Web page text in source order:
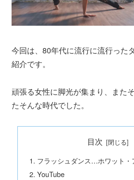
今回は、80年代に流行に流行った
紹介です。
頑張る女性に脚光が集まり、また
たそんな時代でした。
目次
フラッシュダンス…ホワット・
YouTube